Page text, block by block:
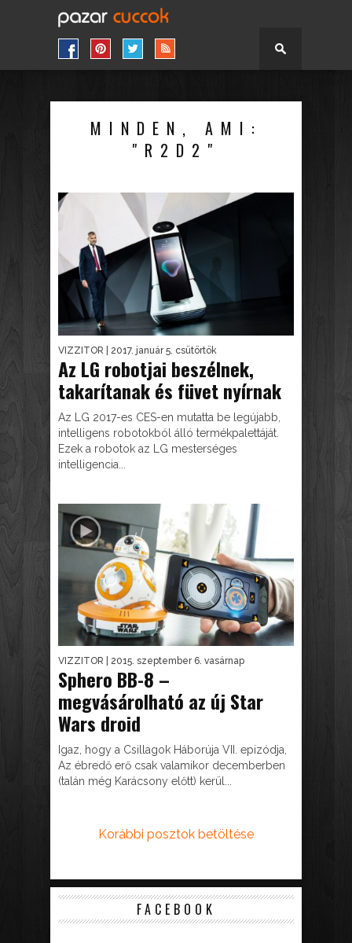
MINDEN, AMI:
"R2D2"
VIZZITOR | 2017. január 5. csütörtök
Az LG robotjai beszélnek,
takarítanak és füvet nyírnak
Az LG 2017-es CES-en mutatta be legújabb,
intelligens robotokból álló termékpalettáját.
Ezek a robotok az LG mesterséges
intelligencia...
VIZZITOR | 2015. szeptember 6. vasárnap
Sphero BB-8 –
megvásárolható az új Star
Wars droid
Igaz, hogy a Csillagok Háborúja VII. epizódja,
Az ébredő erő csak valamikor decemberben
(talán még Karácsony előtt) kerül...
Korábbi posztok betöltése
FACEBOOK